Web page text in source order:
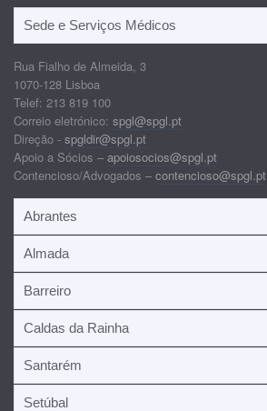
Sede e Serviços Médicos
Rua Fialho de Almeida, 3
1070-128 Lisboa
Telef: 213 819 100
Correio eletrónico: spgl@spgl.pt
Direção - spgldir@spgl.pt
Apoio a Sócios – apoiosocios@spgl.pt
Contencioso/Advogados – contencioso@spgl.pt
Abrantes
Almada
Barreiro
Caldas da Rainha
Santarém
Setúbal